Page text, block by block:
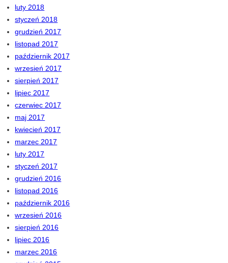
luty 2018
styczeń 2018
grudzień 2017
listopad 2017
październik 2017
wrzesień 2017
sierpień 2017
lipiec 2017
czerwiec 2017
maj 2017
kwiecień 2017
marzec 2017
luty 2017
styczeń 2017
grudzień 2016
listopad 2016
październik 2016
wrzesień 2016
sierpień 2016
lipiec 2016
marzec 2016